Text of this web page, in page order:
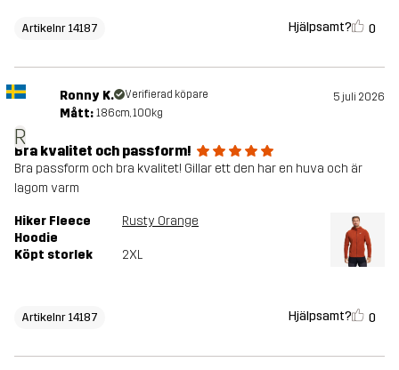
Artikelnr 14187 Hjälpsamt? 0
R
Ronny K. Verifierad köpare 5 juli 2026
Mått: 186cm, 100kg
Bra kvalitet och passform!
Bra passform och bra kvalitet! Gillar ett den har en huva och är
lagom varm
Hiker Fleece
Hoodie
Rusty Orange
Köpt storlek 2XL
Artikelnr 14187 Hjälpsamt? 0